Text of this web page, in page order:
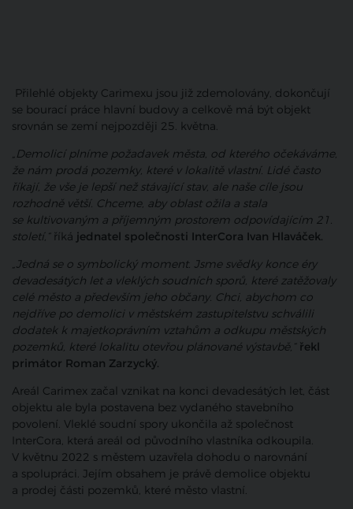
Přilehlé objekty Carimexu jsou již zdemolovány, dokončují
se bourací práce hlavní budovy a celkově má být objekt
srovnán se zemí nejpozději 25. května.
„Demolicí plníme požadavek města, od kterého očekáváme,
že nám prodá pozemky, které v lokalitě vlastní. Lidé často
říkají, že vše je lepší než stávající stav, ale naše cíle jsou
rozhodně větší. Chceme, aby oblast ožila a stala
se kultivovaným a příjemným prostorem odpovídajícím 21.
století,“ říká jednatel společnosti InterCora Ivan Hlaváček.
„Jedná se o symbolický moment. Jsme svědky konce éry
devadesátých let a vleklých soudních sporů, které zatěžovaly
celé město a především jeho občany. Chci, abychom co
nejdříve po demolici v městském zastupitelstvu schválili
dodatek k majetkoprávním vztahům a odkupu městských
pozemků, které lokalitu otevřou plánované výstavbě,“ řekl
primátor Roman Zarzycký.
Areál Carimex začal vznikat na konci devadesátých let, část
objektu ale byla postavena bez vydaného stavebního
povolení. Vleklé soudní spory ukončila až společnost
InterCora, která areál od původního vlastníka odkoupila.
V květnu 2022 s městem uzavřela dohodu o narovnání
a spolupráci. Jejím obsahem je právě demolice objektu
a prodej části pozemků, které město vlastní.